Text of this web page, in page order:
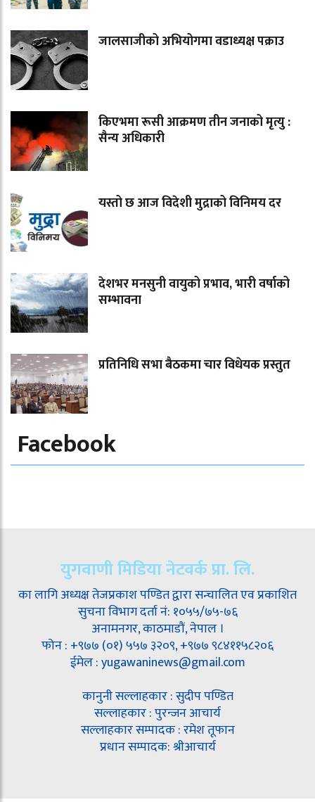
जालसाजीको अभियोगमा वडाध्यक्ष पक्राउ
किएभमा रूसी आक्रमण तीन जनाको मृत्यु :
सैन्य अधिकारी
यस्तो छ आज विदेशी मुद्राको विनिमय दर
देशभर मनसुनी वायुको प्रभाव, भारी वर्षाको
सम्भावना
प्रतिनिधि सभा बैठकमा चार विधेयक प्रस्तुत
Facebook
युगवाणी मिडिया नेटवर्क प्रा. लि.
का लागि अध्यक्ष तेजप्रकाश पण्डित द्वारा सन्चालित एव प्रकाशित
सुचना विभाग दर्ता नं: १०५५/७५-७६
अनामनगर, काठमाडौं, नेपाल ।
फोन : +९७७ (०१) ५५७ ३२०९, +९७७ ९८४११५८२०६
ईमेल : yugawaninews@gmail.com
कानुनी सल्लाहकार : सुदीप पण्डित
सल्लाहकार : पुरन्जन आचार्य
सल्लाहकार सम्पादक : रमेश तूफान
प्रधान सम्पादक: श्रीआचार्य